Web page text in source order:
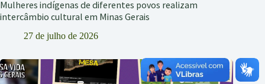
Mulheres indígenas de diferentes povos realizam
intercâmbio cultural em Minas Gerais
27 de julho de 2026